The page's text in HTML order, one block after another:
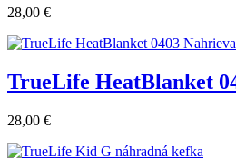
28,00 €
TrueLife HeatBlanket
28,00 €